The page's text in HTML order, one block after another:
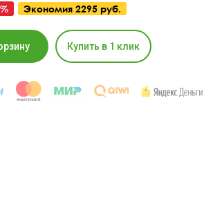
% Экономия 2295 руб.
Купить в 1 клик